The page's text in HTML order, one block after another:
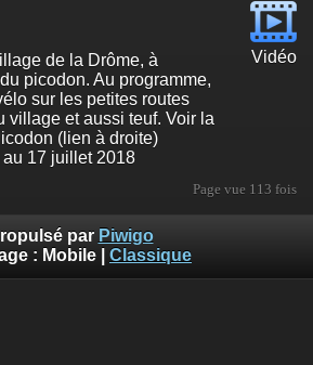
de la Drôme, à
picodon. Au programme,
sur les petites routes
village et aussi teuf. Voir la
(lien à droite)
au 17 juillet 2018
Vidéo
Page vue 113 fois
par Piwigo
: Mobile Classique